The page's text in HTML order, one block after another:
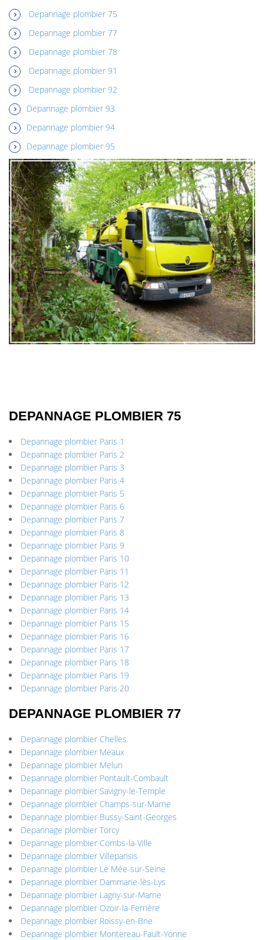
Depannage plombier 75
Depannage plombier 77
Depannage plombier 78
Depannage plombier 91
Depannage plombier 92
Depannage plombier 93
Depannage plombier 94
Depannage plombier 95
DEPANNAGE PLOMBIER 75
Depannage plombier Paris 1
Depannage plombier Paris 2
Depannage plombier Paris 3
Depannage plombier Paris 4
Depannage plombier Paris 5
Depannage plombier Paris 6
Depannage plombier Paris 7
Depannage plombier Paris 8
Depannage plombier Paris 9
Depannage plombier Paris 10
Depannage plombier Paris 11
Depannage plombier Paris 12
Depannage plombier Paris 13
Depannage plombier Paris 14
Depannage plombier Paris 15
Depannage plombier Paris 16
Depannage plombier Paris 17
Depannage plombier Paris 18
Depannage plombier Paris 19
Depannage plombier Paris 20
DEPANNAGE PLOMBIER 77
Depannage plombier Chelles
Depannage plombier Meaux
Depannage plombier Melun
Depannage plombier Pontault-Combault
Depannage plombier Savigny-le-Temple
Depannage plombier Champs-sur-Marne
Depannage plombier Bussy-Saint-Georges
Depannage plombier Torcy
Depannage plombier Combs-la-Ville
Depannage plombier Villeparisis
Depannage plombier Le Mée-sur-Seine
Depannage plombier Dammarie-lès-Lys
Depannage plombier Lagny-sur-Marne
Depannage plombier Ozoir-la-Ferrière
Depannage plombier Roissy-en-Brie
Depannage plombier Montereau-Fault-Yonne